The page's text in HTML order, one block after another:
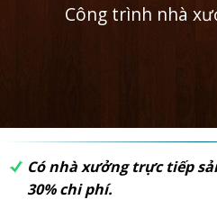
Công trình nhà
Có nhà xưởng trực tiếp
30% chi phí.